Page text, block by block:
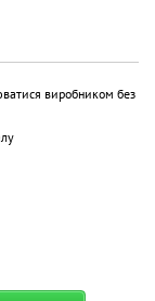
виробником без